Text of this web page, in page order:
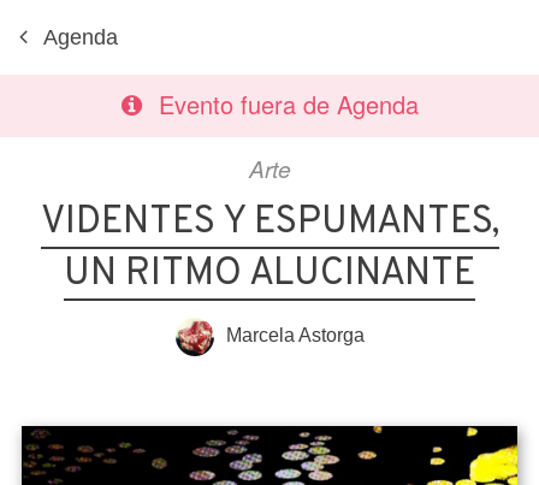
Agenda
Evento fuera de Agenda
Arte
VIDENTES Y ESPUMANTES,
UN RITMO ALUCINANTE
Marcela Astorga